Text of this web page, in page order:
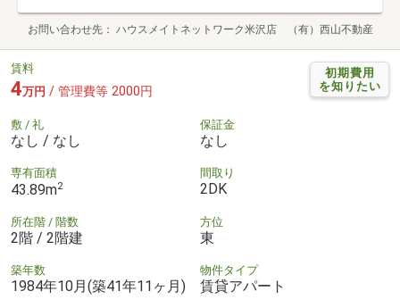
お問い合わせ先 ハウスメイトネットワーク米沢店 （有）西山不動産
初期費用
を知りたい
賃料
4万円 / 管理費等 2000円
敷 / 礼
なし / なし
保証金
なし
専有面積
43.89m2
間取り
2DK
所在階 / 階数
2階 / 2階建
方位
東
築年数
1984年10月(築41年11ヶ月)
物件タイプ
賃貸アパート